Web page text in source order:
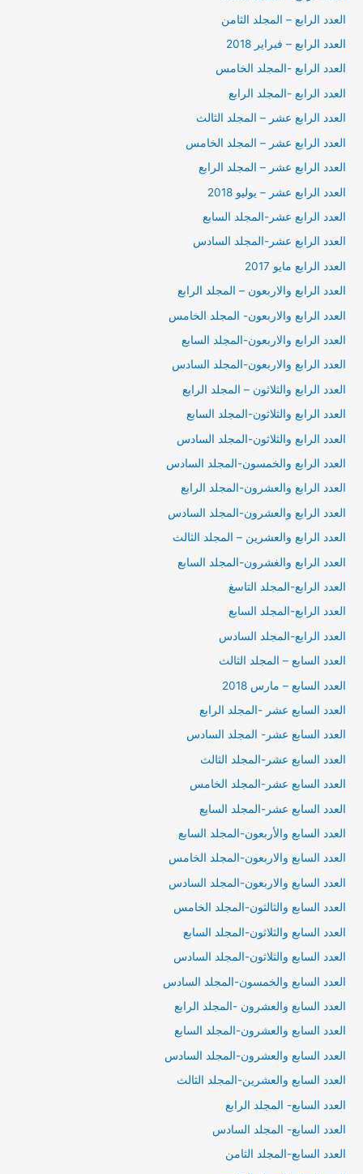
العدد الرابع – المجلد الثامن
العدد الرابع – فبراير 2018
العدد الرابع -المجلد الخامس
العدد الرابع -المجلد الرابع
العدد الرابع عشر – المجلد الثالث
العدد الرابع عشر – المجلد الخامس
العدد الرابع عشر – المجلد الرابع
العدد الرابع عشر – يوليو 2018
العدد الرابع عشر-المجلد السابع
العدد الرابع عشر-المجلد السادس
العدد الرابع مايو 2017
العدد الرابع والاربعون – المجلد الرابع
العدد الرابع والاربعون- المجلد الخامس
العدد الرابع والاربعون-المجلد السابع
العدد الرابع والاربعون-المجلد السادس
العدد الرابع والثلاثون – المجلد الرابع
العدد الرابع والثلاثون-المجلد السابع
العدد الرابع والثلاثون-المجلد السادس
العدد الرابع والخمسون-المجلد السادس
العدد الرابع والعشرون-المجلد الرابع
العدد الرابع والعشرون-المجلد السادس
العدد الرابع والعشرين – المجلد الثالث
العدد الرابع والغشرون-المجلد السابع
العدد الرابع-المجلد التاسغ
العدد الرابع-المجلد السابع
العدد الرابع-المجلد السادس
العدد السابع – المجلد الثالث
العدد السابع – مارس 2018
العدد السابع عشر -المجلد الرابع
العدد السابع عشر- المجلد السادس
العدد السابع عشر-المجلد الثالث
العدد السابع عشر-المجلد الخامس
العدد السابع عشر-المجلد السايع
العدد السابع والأربعون-المجلد السابع
العدد السابع والاربعون-المجلد الخامس
العدد السابع والاربعون-المجلد السادس
العدد السابع والثالثون-المجلد الخامس
العدد السابع والثلاثون-المجلد السابع
العدد السابع والثلاثون-المجلد السادس
العدد السابع والخمسون-المجلد السادس
العدد السابع والعشرون -المجلد الرابع
العدد السابع والعشرون-المجلد السابع
العدد السابع والعشرون-المجلد السادس
العدد السابع والعشرين-المجلد الثالث
العدد السابع- المجلد الرابع
العدد السابع- المجلد السادس
العدد السابع-المجلد الثامن